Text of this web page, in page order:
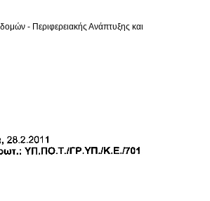
- Περιφερειακής Ανάπτυξης και